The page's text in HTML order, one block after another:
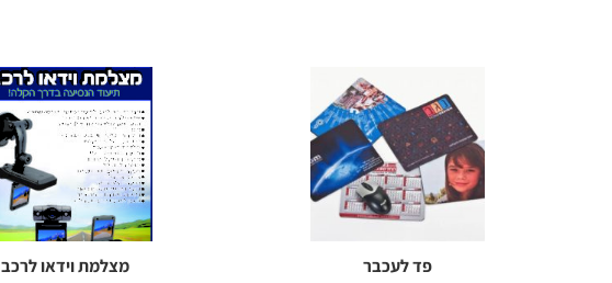
פד לעכבר מצלמת וידאו לרכב